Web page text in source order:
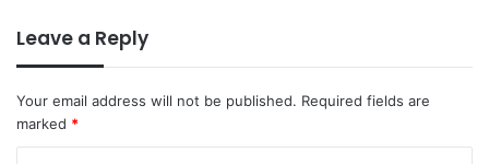
Leave a Reply
Your email address will not be published. Required fields are
marked *